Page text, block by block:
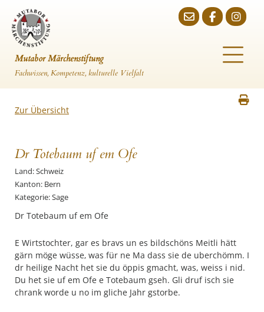
Mutabor Märchenstiftung
Fachwissen, Kompetenz, kulturelle Vielfalt
Zur Übersicht
Dr Totebaum uf em Ofe
Land: Schweiz
Kanton: Bern
Kategorie: Sage
Dr Totebaum uf em Ofe
E Wirtstochter, gar es bravs un es bildschöns Meitli hätt
gärn möge wüsse‚ was für ne Ma dass sie de uberchömm. I
dr heilige Nacht het sie du öppis gmacht, was, weiss i nid.
Du het sie uf em Ofe e Totebaum gseh. Gli druf isch sie
chrank worde u no im gliche Jahr gstorbe.